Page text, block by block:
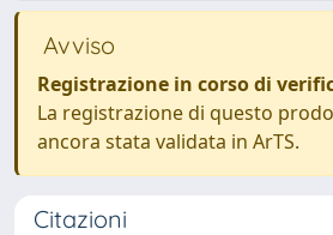
Avviso
Registrazione in corso di
La registrazione di questo
ancora stata validata in ArTS.
Citazioni